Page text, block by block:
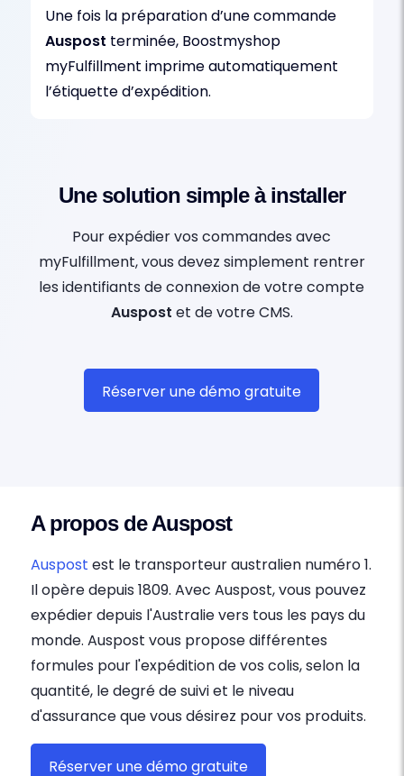
Une fois la préparation d’une commande
Auspost terminée, Boostmyshop
myFulfillment imprime automatiquement
l’étiquette d’expédition.
Une solution simple à installer
Pour expédier vos commandes avec
myFulfillment, vous devez simplement rentrer
les identifiants de connexion de votre compte
Auspost et de votre CMS.
Réserver une démo gratuite
A propos de Auspost
Auspost est le transporteur australien numéro 1.
Il opère depuis 1809. Avec Auspost, vous pouvez
expédier depuis l'Australie vers tous les pays du
monde. Auspost vous propose différentes
formules pour l'expédition de vos colis, selon la
quantité, le degré de suivi et le niveau
d'assurance que vous désirez pour vos produits.
Réserver une démo gratuite